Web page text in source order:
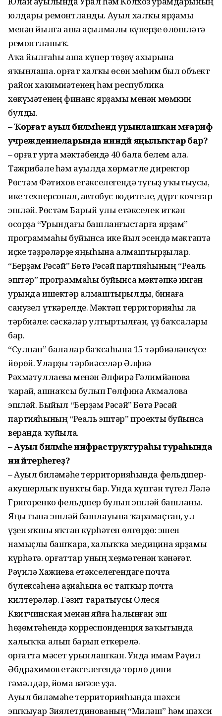
юлдары ремонтланды. Ауыл халҡы ярҙамы
менән йылға аша аҫылмалы күперҙе өлөшләтә
ремонтланыҡ.
Аҡа йылғаһы аша күпер төҙөү ахырына
яҡынлаша. Ҡорғат халҡы өсөн мөһим был объект
район хакимиәтенең һәм республика
хөкүмәтенең финанс ярҙамы менән мөмкин
булды.
– Ҡорғат ауыл биләмәһендә урынлашҡан мәғариф
учреждениеларында ниндәй яңылыҡтар бар?
– Ҡорғат урта мәктәбендә 40 бала белем ала.
Тәжрибәле һәм ауылда хөрмәтле директор
Рөстәм Фәтихов етәкселегендә туғыҙ уҡытыусы,
ике техперсонал, автобус водителе, дүрт кочегар
эшләй. Рөстәм Барый улы етәкселек иткән
осорҙа “Урындағы башланғыстарға ярҙам”
программаһы буйынса ике йыл эсендә мәктәптә
иҫке тәҙрәләрҙе яңыһына алмаштырҙылар.
“Берҙәм Рәсәй” Бөтә Рәсәй партияһының “Реаль
эштәр” программаһы буйынса мәктәпкә ингән
урында ишектәр алмаштырылды, бинаға
санузел үткәрелде. Мәктәп территорияһы ла
тәрбиәле: сәскәләр ултыртылған, үҙ баҡсалары
бар.
“Сулпан” балалар баҡсаһына 15 тәрбиәләнеүсе
йөрөй. Уларҙы тәрбиәселәр Әлфиә
Рәхмәтуллаева менән Әлфирә Ғәлимйәнова
ҡарай, ашнаҡсы булып Гөлфинә Аҡмалова
эшләй. Быйыл “Берҙәм Рәсәй” Бөтә Рәсәй
партияһының “Реаль эштәр” проекты буйынса
веранда ҡуйыла.
– Ауыл биләмәһе инфраструктураһы тураһында
ни әйтерһегеҙ?
– Ауыл биләмәһе территорияһында фельдшер-
акушерлыҡ пункты бар. Унда күптән түгел Ләлә
Григоренко фельдшер булып эшләй башланы.
Яңы ғына эшләй башлауына ҡарамаҫтан, ул
үҙен яҡшы яҡтан күрһәтеп өлгөрҙө: эшен
намыҫлы башҡара, халыҡҡа медицина ярҙамы
күрһәтә. Ҡорғаттар уның хеҙмәтенән ҡәнәғәт.
Рәүилә Хажиева етәкселегендәге почта
бүлексәһенә аҙнаһына өс тапҡыр почта
килтерәләр. Гәзит таратыусы Олеся
Квитчинская менән яйға һалынған эш
һөҙөмтәһендә корреспонденция ваҡытында
халыҡҡа алып барып еткерелә.
Ҡорғатта мәсет урынлашҡан. Унда имам Рәүил
Әбдрәхимов етәкселегендә төрлө дини
ғәмәлдәр, йома вәғәзе уҙа.
Ауыл биләмәһе территорияһында шәхси
эшҡыуар Зиялетдинованың “Миләш” һәм шәхси